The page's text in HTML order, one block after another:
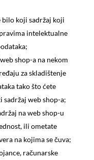
koji sadržaj koji
intelektualne
shop-a na nekom
za skladištenje
tako što ćete
web shop-a;
na web shop-u
ili ometate
na kojima se čuva;
računarske